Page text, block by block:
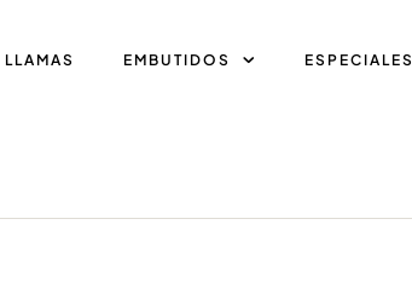
EMBUTIDOS ESPECIALES